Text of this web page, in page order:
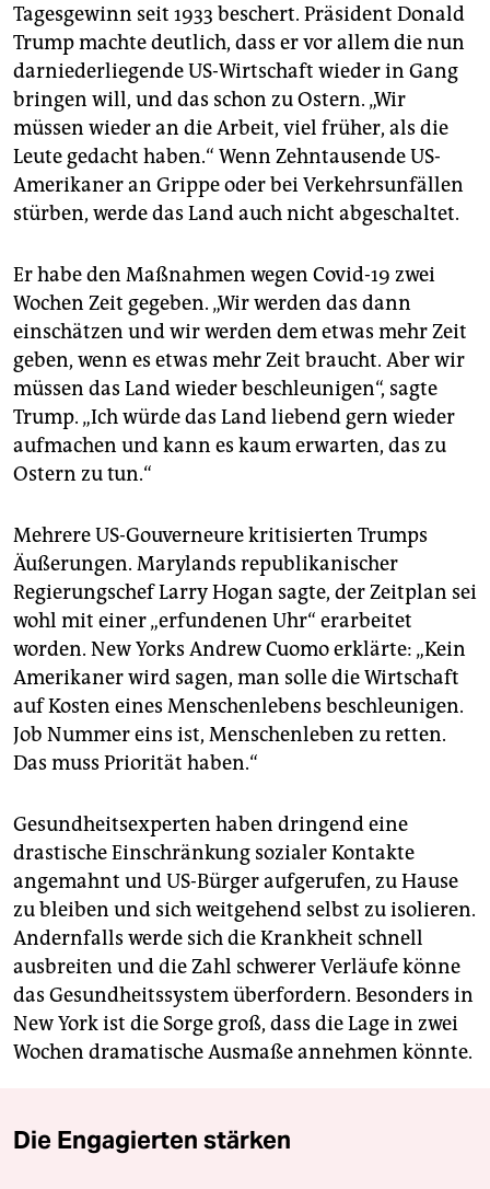
Tagesgewinn seit 1933 beschert. Präsident Donald
Trump machte deutlich, dass er vor allem die nun
darniederliegende US-Wirtschaft wieder in Gang
bringen will, und das schon zu Ostern. „Wir
müssen wieder an die Arbeit, viel früher, als die
Leute gedacht haben.“ Wenn Zehntausende US-
Amerikaner an Grippe oder bei Verkehrsunfällen
stürben, werde das Land auch nicht abgeschaltet.
Er habe den Maßnahmen wegen Covid-19 zwei
Wochen Zeit gegeben. „Wir werden das dann
einschätzen und wir werden dem etwas mehr Zeit
geben, wenn es etwas mehr Zeit braucht. Aber wir
müssen das Land wieder beschleunigen“, sagte
Trump. „Ich würde das Land liebend gern wieder
aufmachen und kann es kaum erwarten, das zu
Ostern zu tun.“
Mehrere US-Gouverneure kritisierten Trumps
Äußerungen. Marylands republikanischer
Regierungschef Larry Hogan sagte, der Zeitplan sei
wohl mit einer „erfundenen Uhr“ erarbeitet
worden. New Yorks Andrew Cuomo erklärte: „Kein
Amerikaner wird sagen, man solle die Wirtschaft
auf Kosten eines Menschenlebens beschleunigen.
Job Nummer eins ist, Menschenleben zu retten.
Das muss Priorität haben.“
Gesundheitsexperten haben dringend eine
drastische Einschränkung sozialer Kontakte
angemahnt und US-Bürger aufgerufen, zu Hause
zu bleiben und sich weitgehend selbst zu isolieren.
Andernfalls werde sich die Krankheit schnell
ausbreiten und die Zahl schwerer Verläufe könne
das Gesundheitssystem überfordern. Besonders in
New York ist die Sorge groß, dass die Lage in zwei
Wochen dramatische Ausmaße annehmen könnte.
Die Engagierten stärken